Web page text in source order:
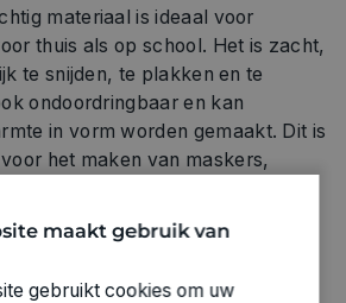
materiaal is ideaal voor
thuis als op school. Het is zacht,
te snijden, te plakken en te
ondoordringbaar en kan
in vorm worden gemaakt. Dit is
het maken van maskers,
alle soorten knutselprojecten.
maakt gebruik van
gebruikt cookies om uw